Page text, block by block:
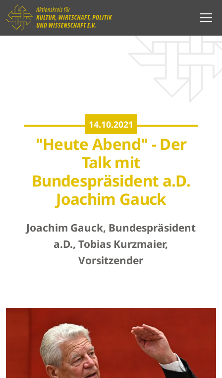
14.10.2021
"Heute Abend" - Der
Talk mit
Bundespräsident a.D.
Joachim Gauck
Joachim Gauck, Bundespräsident
a.D., Tobias Kurzmaier,
Vorsitzender